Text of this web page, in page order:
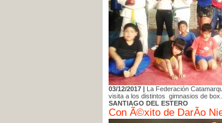
03/12/2017 | La Federación
visita a los distintos gimnasios de box.
SANTIAGO DEL ESTERO
Con Ã©xito de DarÃ­o